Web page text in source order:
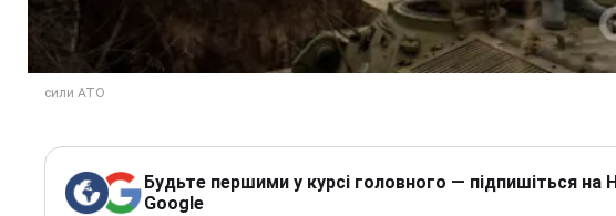
Будьте першими у курсі головного — підпишіться на
Google